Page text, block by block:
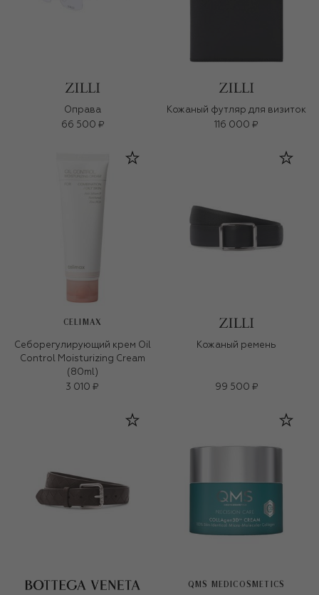
Оправа
66 500 ₽
Кожаный футляр для визиток
116 000 ₽
CELIMAX
Себорегулирующий крем Oil
Control Moisturizing Cream
(80ml)
3 010 ₽
Кожаный ремень
99 500 ₽
QMS MEDICOSMETICS